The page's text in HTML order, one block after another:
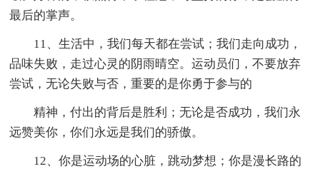
最后的掌声。
11、生活中，我们每天都在尝试；我们走向成功，
品味失败，走过心灵的阴雨晴空。运动员们，不要放弃
尝试，无论失败与否，重要的是你勇于参与的
精神，付出的背后是胜利；无论是否成功，我们永
远赞美你，你们永远是我们的骄傲。
12、你是运动场的心脏，跳动梦想；你是漫长路的